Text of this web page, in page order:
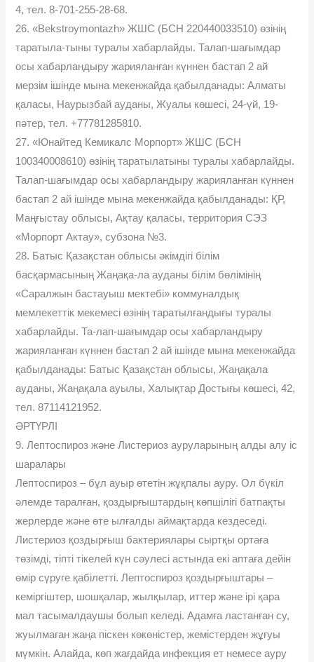
4, тел. 8-701-255-28-68.
26. «Bekstroymontazh» ЖШС (БСН 220440033510) өзінің
таратыла-тыны туралы хабарлайды. Талап-шағымдар
осы хабарландыру жарияланған күннен бастап 2 ай
мерзім ішінде мына мекенжайда қабылданады: Алматы
қаласы, Наурызбай ауданы, Жуалы көшесі, 24-үй, 19-
пәтер, тел. +77781285810.
27. «Юнайтед Кемикалс Морпорт» ЖШС (БСН
100340008610) өзінің таратылатыны туралы хабарлайды.
Талап-шағымдар осы хабарландыру жарияланған күннен
бастап 2 ай ішінде мына мекенжайда қабылданады: ҚР,
Маңғыстау облысы, Ақтау қаласы, территория СЭЗ
«Морпорт Актау», субзона №3.
28. Батыс Қазақстан облысы әкімдігі білім
басқармасының Жаңақа-ла ауданы білім бөлімінің
«Саралжын бастауыш мектебі» коммуналдық
мемлекеттік мекемесі өзінің таратылғандығы туралы
хабарлайды. Та-лап-шағымдар осы хабарландыру
жарияланған күннен бастап 2 ай ішінде мына мекенжайда
қабылданады: Батыс Қазақстан облысы, Жаңақала
ауданы, Жаңақала ауылы, Халықтар Достығы көшесі, 42,
тел. 87114121952.
ӘРТҮРЛІ
9. Лептоспироз және Листериоз ауруларының алды алу іс
шаралары
Лептоспироз – бұл ауыр өтетін жұқпалы ауру. Ол бүкіл
әлемде таралған, қоздырғыштардың көпшілігі батпақты
жерлерде және өте ылғалды аймақтарда кездеседі.
Листериоз қоздырғыш бактериялары сыртқы ортаға
төзімді, тіпті тікелей күн сәулесі астында екі аптаға дейін
өмір сүруге қабілетті. Лептоспироз қоздырғыштары –
кеміргіштер, шошқалар, жылқылар, иттер және ірі қара
мал тасымалдаушы болып келеді. Адамға ластанған су,
жуылмаған жаңа піскен көкөністер, жемістерден жұғуы
мүмкін. Алайда, көп жағдайда инфекция ет немесе ауру